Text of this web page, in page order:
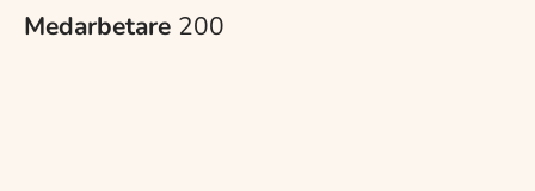
Medarbetare 200